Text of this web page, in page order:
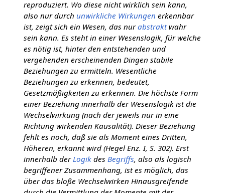
reproduziert. Wo diese nicht wirklich sein kann,
also nur durch unwirkliche Wirkungen erkennbar
ist, zeigt sich ein Wesen, das nurabstraktwahr
sein kann. Es steht in einer Wesenslogik, für welche
es nötig ist, hinter den entstehenden und
vergehenden erscheinenden Dingen stabile
Beziehungen zu ermitteln. Wesentliche
Beziehungen zu erkennen, bedeutet,
Gesetzmäßigkeiten zu erkennen. Die höchste Form
einer Beziehung innerhalb der Wesenslogik ist die
Wechselwirkung (nach der jeweils nur in eine
Richtung wirkenden Kausalität). Dieser Beziehung
fehlt es noch, daß sie als Moment eines Dritten,
Höheren, erkannt wird (Hegel Enz. I, S. 302). Erst
innerhalb der Logikdes Begriffs, also als logisch
begriffener Zusammenhang, ist es möglich, das
über das bloße Wechselwirken Hinausgreifende